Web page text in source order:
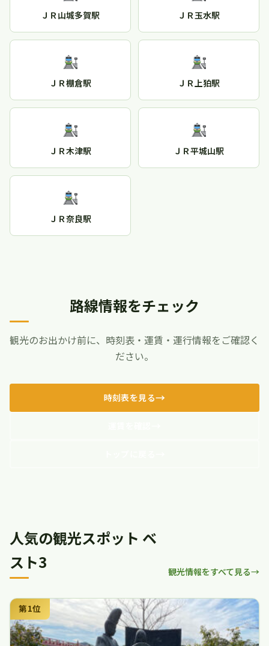
ＪＲ山城多賀駅 ＪＲ玉水駅
ＪＲ棚倉駅 ＪＲ上狛駅
ＪＲ木津駅 ＪＲ平城山駅
ＪＲ奈良駅
路線情報をチェック
観光のお出かけ前に、時刻表・運賃・運行情報をご確認く
ださい。
時刻表を見る
人気の観光スポット ベ
スト3
観光情報をすべて見る
第1位